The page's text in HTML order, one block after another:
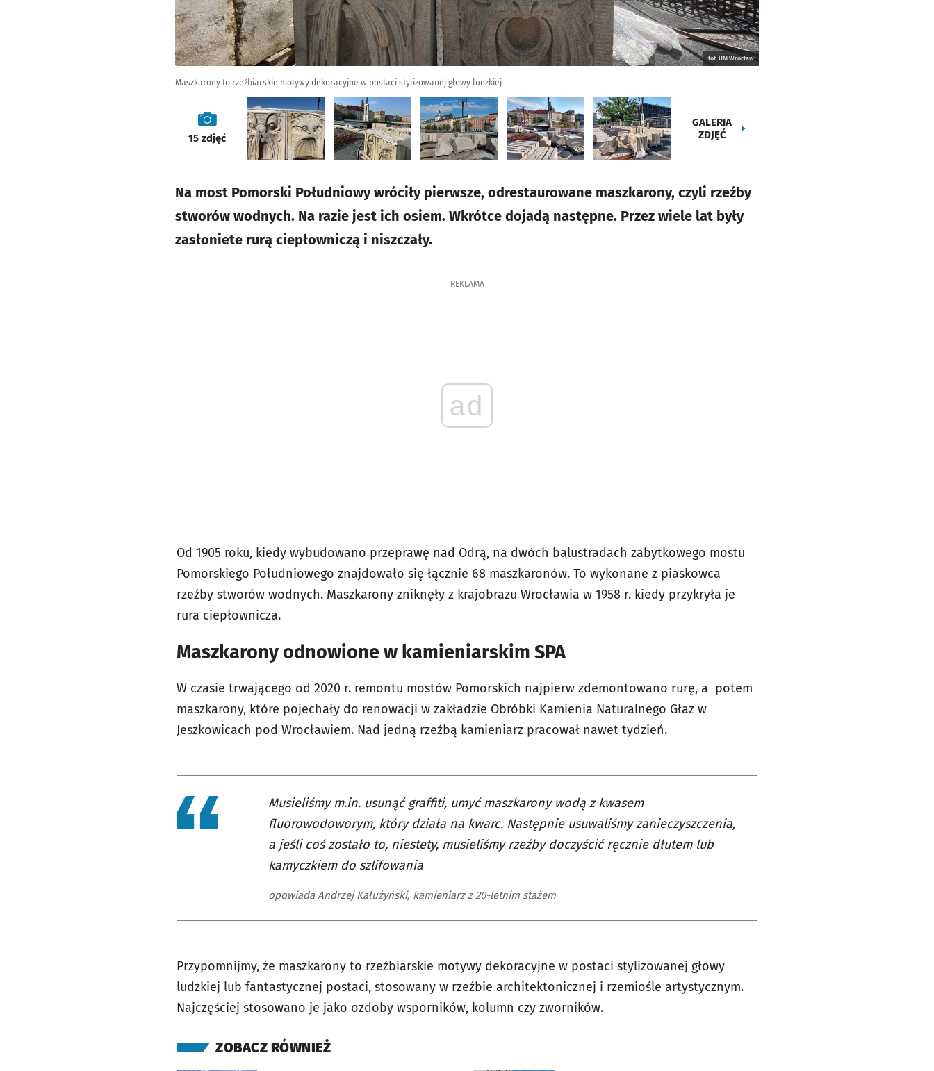
fot. UM Wrocław
Maszkarony to rzeźbiarskie motywy dekoracyjne w postaci stylizowanej głowy ludzkiej
galeria
15zdjęć
GALERIA
ZDJĘĆ
Na most Pomorski Południowy wróciły pierwsze, odrestaurowane maszkarony, czyli rzeźby
stworów wodnych. Na razie jest ich osiem. Wkrótce dojadą następne. Przez wiele lat były
zasłoniete rurą ciepłowniczą i niszczały.
REKLAMA
ad
Od 1905 roku, kiedy wybudowano przeprawę nad Odrą, na dwóch balustradach zabytkowego mostu
Pomorskiego Południowego znajdowało się łącznie 68 maszkaronów. To wykonane z piaskowca
rzeźby stworów wodnych. Maszkarony zniknęły z krajobrazu Wrocławia w 1958 r. kiedy przykryła je
rura ciepłownicza.
Maszkarony odnowione w kamieniarskim SPA
W czasie trwającego od 2020 r. remontu mostów Pomorskich najpierw zdemontowano rurę, a potem
maszkarony, które pojechały do renowacji w zakładzie Obróbki Kamienia Naturalnego Głaz w
Jeszkowicach pod Wrocławiem. Nad jedną rzeźbą kamieniarz pracował nawet tydzień.
Musieliśmy m.in. usunąć graffiti, umyć maszkarony wodą z kwasem
fluorowodoworym, który działa na kwarc. Następnie usuwaliśmy zanieczyszczenia,
a jeśli coś zostało to, niestety, musieliśmy rzeźby doczyścić ręcznie dłutem lub
kamyczkiem do szlifowania
opowiada Andrzej Kałużyński, kamieniarz z 20-letnim stażem
Przypomnijmy, że maszkarony to rzeźbiarskie motywy dekoracyjne w postaci stylizowanej głowy
ludzkiej lub fantastycznej postaci, stosowany w rzeźbie architektonicznej i rzemiośle artystycznym.
Najczęściej stosowano je jako ozdoby wsporników, kolumn czy zworników.
ZOBACZ RÓWNIEŻ